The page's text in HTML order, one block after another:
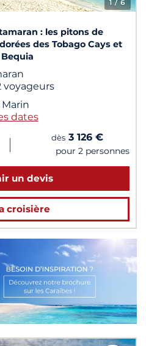
1/ 6
: les pitons de
des Tobago Cays et
voyageurs
dates
| dès 3 126 €
pour 2 personnes
un devis
croisière